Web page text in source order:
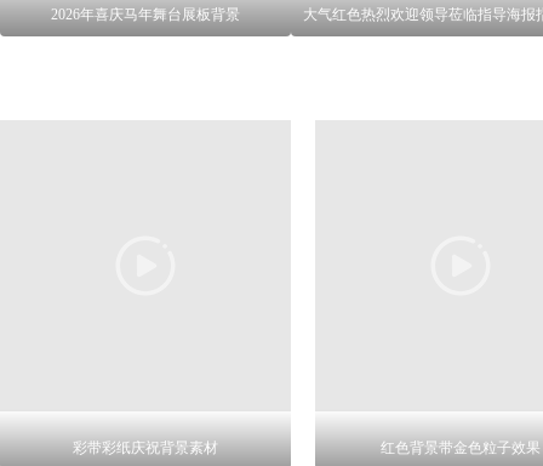
2026年喜庆马年舞台展板背景
彩带彩纸庆祝背景素材 红色背景带金色粒子效果